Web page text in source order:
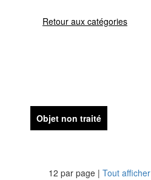
Retour aux catégories
Objet non traité
12 par page | Tout afficher